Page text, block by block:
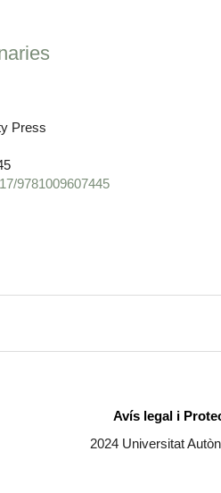
Press
9781009607445
Avís legal i
2024 Universitat